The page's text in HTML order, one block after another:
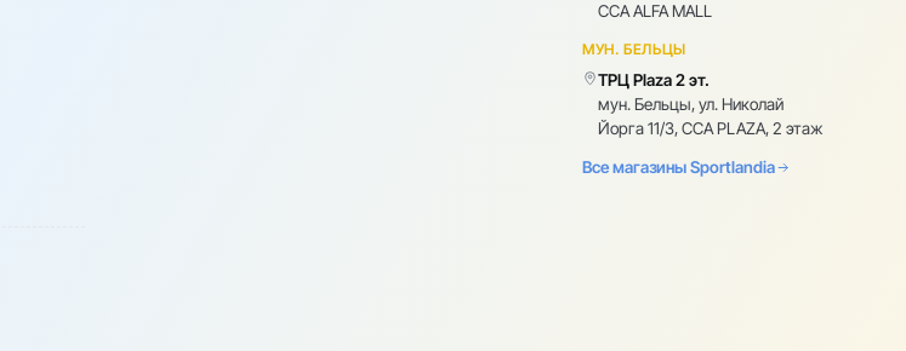
CCA ALFA MALL
МУН. БЕЛЬЦЫ
ТРЦ Plaza 2 эт.
мун. Бельцы, ул. Николай
Йорга 11/3, CCA PLAZA, 2 этаж
Все магазины Sportlandia